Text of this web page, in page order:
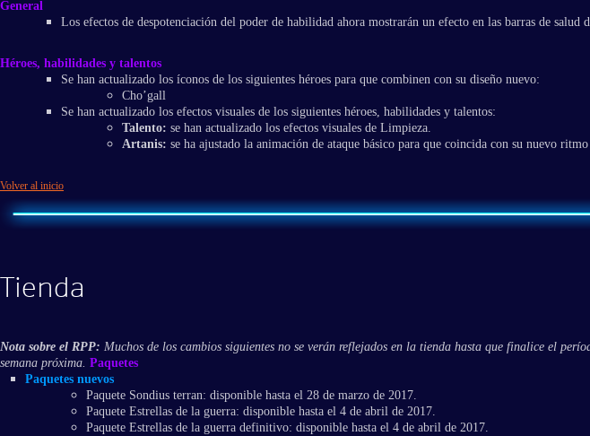
General
Los efectos de despotenciación del poder de habilidad ahora mostrarán un efecto en las barras de salud
Héroes, habilidades y talentos
Se han actualizado los íconos de los siguientes héroes para que combinen con su diseño nuevo:
Cho’gall
Se han actualizado los efectos visuales de los siguientes héroes, habilidades y talentos:
Talento: se han actualizado los efectos visuales de Limpieza.
Artanis: se ha ajustado la animación de ataque básico para que coincida con su nuevo ritmo
Volver al inicio
Tienda
Nota sobre el RPP: Muchos de los cambios siguientes no se verán reflejados en la tienda hasta que finalice el
semana próxima. Paquetes
Paquetes nuevos
Paquete Sondius terran: disponible hasta el 28 de marzo de 2017.
Paquete Estrellas de la guerra: disponible hasta el 4 de abril de 2017.
Paquete Estrellas de la guerra definitivo: disponible hasta el 4 de abril de 2017.